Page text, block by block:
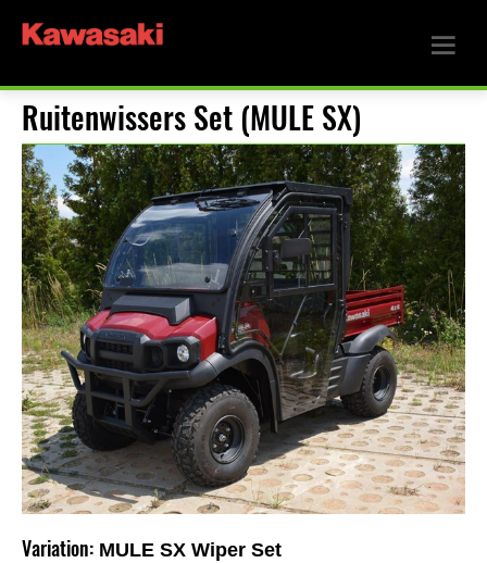
Ruitenwissers Set (MULE SX)
Variation: MULE SX Wiper Set